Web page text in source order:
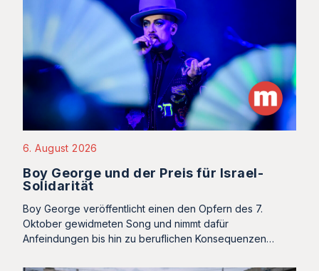
6. August 2026
Boy George und der Preis für Israel-
Solidarität
Boy George veröffentlicht einen den Opfern des 7.
Oktober gewidmeten Song und nimmt dafür
Anfeindungen bis hin zu beruflichen Konsequenzen…